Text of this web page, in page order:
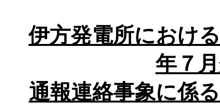
伊方発電所におけ
年７
通報連絡事象に係